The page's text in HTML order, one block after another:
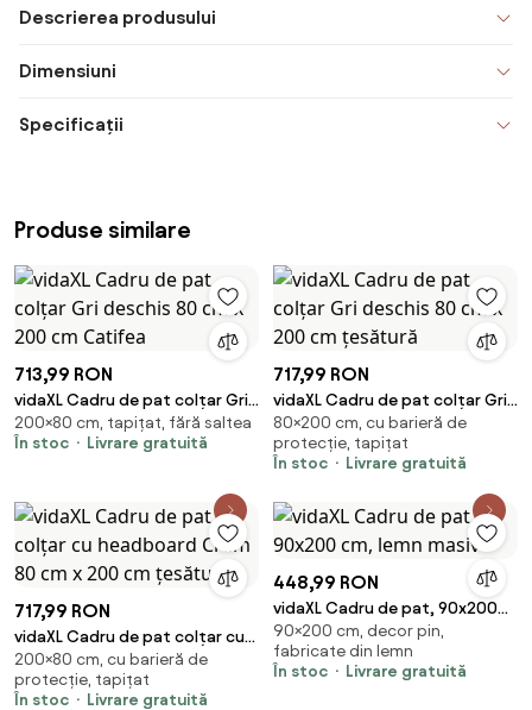
Descrierea produsului
Dimensiuni
Specificații
Produse similare
713,99 RON
vidaXL Cadru de pat colțar Gri
deschis 80 cm x 200 cm
Catifea
200×80 cm, tapițat, fără saltea
În stoc
Livrare gratuită
717,99 RON
vidaXL Cadru de pat colțar Gri
deschis 80 cm x 200 cm
țesătură
80×200 cm, cu barieră de
protecție, tapițat
În stoc
Livrare gratuită
717,99 RON
vidaXL Cadru de pat colțar cu
headboard Crem 80 cm x 200
cm țesătură
200×80 cm, cu barieră de
protecție, tapițat
În stoc
Livrare gratuită
448,99 RON
vidaXL Cadru de pat, 90x200
cm, lemn masiv
90×200 cm, decor pin,
fabricate din lemn
În stoc
Livrare gratuită